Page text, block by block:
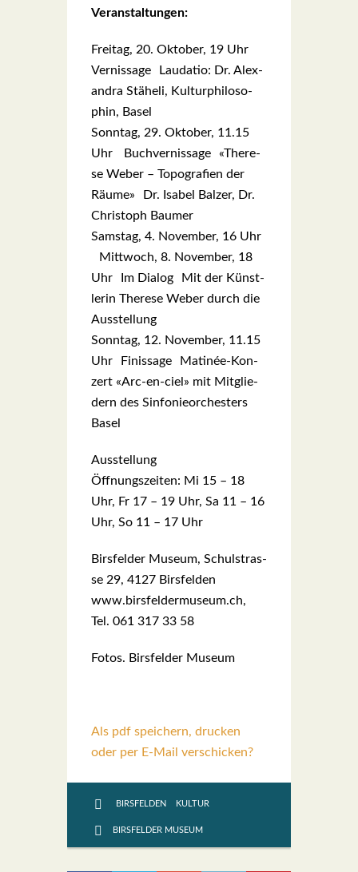
Ver­an­stal­tun­gen:
Frei­tag, 20. Okto­ber, 19 Uhr
Ver­nis­sa­ge Lau­da­tio: Dr. Alex­
an­dra Stäh­eli, Kul­tur­phi­lo­so­
phin, Basel
Sonn­tag, 29. Okto­ber, 11.15
Uhr Buch­ver­nis­sa­ge «The­re­
se Weber – Topo­gra­fien der
Räu­me» Dr. Isa­bel Bal­zer, Dr.
Chris­toph Bau­mer
Sams­tag, 4. Novem­ber, 16 Uhr
Mitt­woch, 8. Novem­ber, 18
Uhr Im Dia­log Mit der Künst­
le­rin The­re­se Weber durch die
Aus­stel­lung
Sonn­tag, 12. Novem­ber, 11.15
Uhr Finis­sa­ge Mati­née-Kon­
zert «Arc-en-ciel» mit Mit­glie­
dern des Sin­fo­nie­or­ches­ters
Basel
Aus­stel­lung
Öff­nungs­zei­ten: Mi 15 – 18
Uhr, Fr 17 – 19 Uhr, Sa 11 – 16
Uhr, So 11 – 17 Uhr
Birs­fel­der Muse­um, Schul­stras­
se 29, 4127 Birs­fel­den
www.birsfeldermuseum.ch,
Tel. 061 317 33 58
Fotos. Birs­fel­der Muse­um
Als pdf speichern, drucken
oder per E-Mail verschicken?
BIRSFELDEN KULTUR
BIRSFELDER MUSEUM